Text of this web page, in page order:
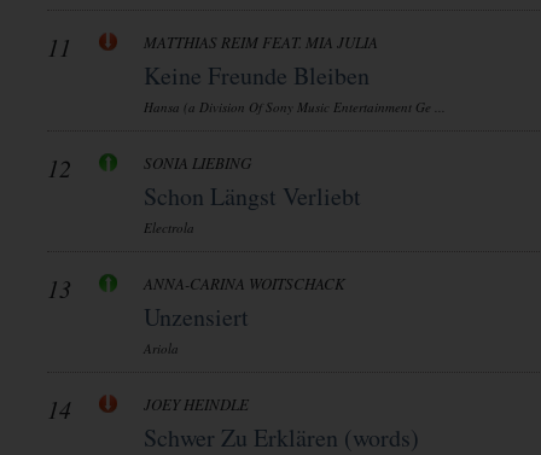
11 MATTHIAS REIM FEAT. MIA JULIA
Keine Freunde Bleiben
Hansa (a Division Of Sony Music Entertainment Ge ...
12 SONIA LIEBING
Schon Längst Verliebt
Electrola
13 ANNA-CARINA WOITSCHACK
Unzensiert
Ariola
14 JOEY HEINDLE
Schwer Zu Erklären (words)